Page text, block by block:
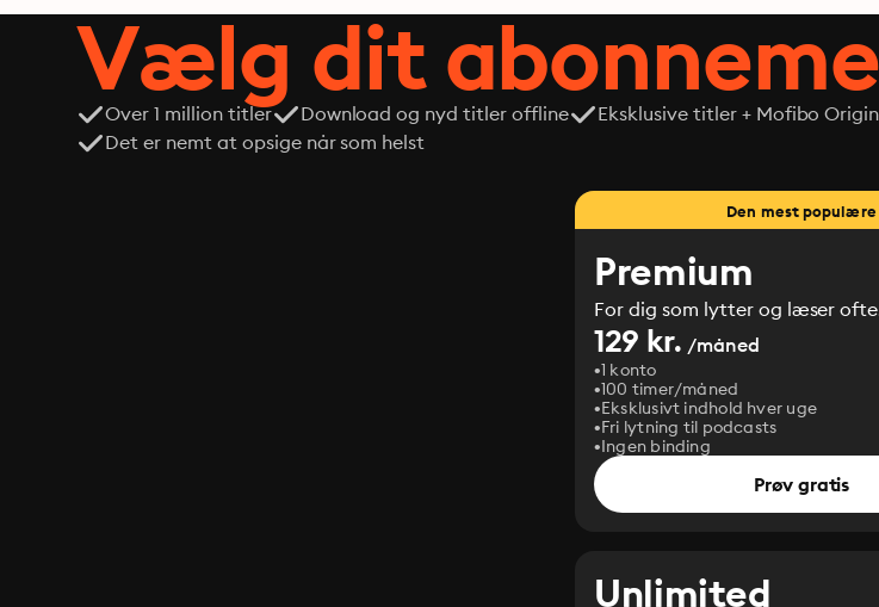
Vælg dit
Over 1 million titler Download og nyd titler offline Eksklusive titler + Mofibo
Det er nemt at opsige når som helst
Den mest populære
Premium
For dig som lytter og læser
129 kr. /måned
1 konto
100 timer/måned
Eksklusivt indhold hver uge
Fri lytning til podcasts
Ingen binding
Prøv gratis
Unlimited